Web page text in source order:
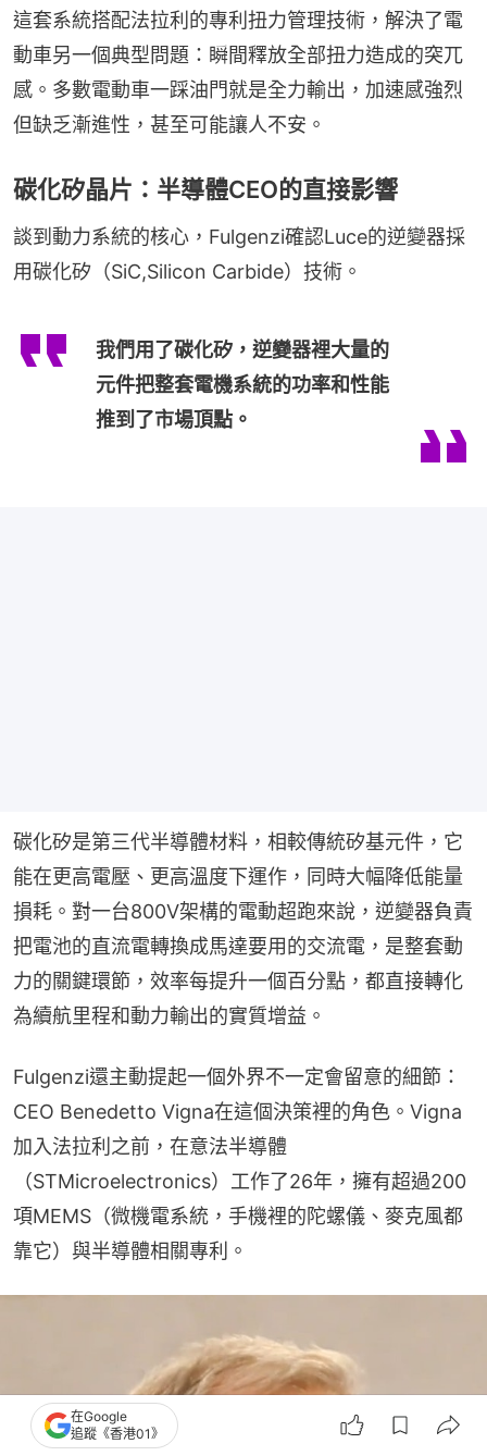
這套系統搭配法拉利的專利扭力管理技術，解決了電
動車另一個典型問題：瞬間釋放全部扭力造成的突兀
感。多數電動車一踩油門就是全力輸出，加速感強烈
但缺乏漸進性，甚至可能讓人不安。
碳化矽晶片：半導體CEO的直接影響
談到動力系統的核心，Fulgenzi確認Luce的逆變器採
用碳化矽（SiC,Silicon Carbide）技術。
我們用了碳化矽，逆變器裡大量的
元件把整套電機系統的功率和性能
推到了市場頂點。
碳化矽是第三代半導體材料，相較傳統矽基元件，它
能在更高電壓、更高溫度下運作，同時大幅降低能量
損耗。對一台800V架構的電動超跑來說，逆變器負責
把電池的直流電轉換成馬達要用的交流電，是整套動
力的關鍵環節，效率每提升一個百分點，都直接轉化
為續航里程和動力輸出的實質增益。
Fulgenzi還主動提起一個外界不一定會留意的細節：
CEO Benedetto Vigna在這個決策裡的角色。Vigna
加入法拉利之前，在意法半導體
（STMicroelectronics）工作了26年，擁有超過200
項MEMS（微機電系統，手機裡的陀螺儀、麥克風都
靠它）與半導體相關專利。
在Google
追蹤《香港01》